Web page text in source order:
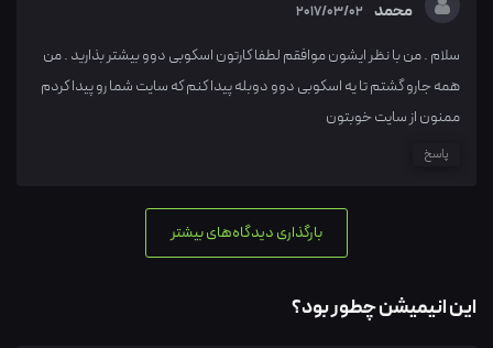
محمد 2017/03/02
سلام . من با نظر ایشون موافقم لطفا کارتون اسکوبی دوو بیشتر بذارید . من
همه جارو گشتم تا یه اسکوبی دوو دوبله پیدا کنم که سایت شما رو پیدا کردم
ممنون از سایت خوبتون
پاسخ
بارگذاری دیدگاه‌های بیشتر
این انیمیشن چطور بود؟